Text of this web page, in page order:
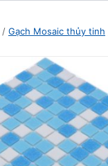
/ Gạch Mosaic thủy tinh